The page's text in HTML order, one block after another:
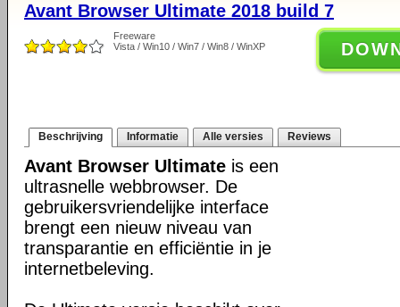
Avant Browser Ultimate 2018 build 7
Freeware
Vista / Win10 / Win7 / Win8 / WinXP
Beschrijving Informatie Alle versies Reviews
Avant Browser Ultimate is een
ultrasnelle webbrowser. De
gebruikersvriendelijke interface
brengt een nieuw niveau van
transparantie en efficiëntie in je
internetbeleving.